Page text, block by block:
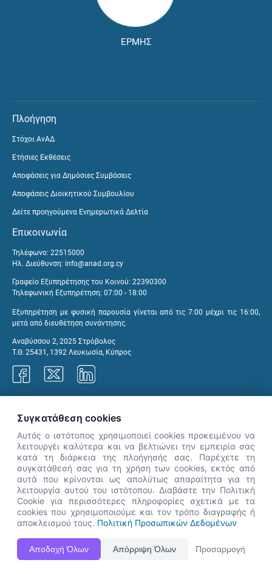
ΕΡΜΗΣ
Πλοήγηση
Στόχοι ΑνΑΔ
Ετήσιες Εκθέσεις
Αποφάσεις για Δημόσιες Συμβάσεις
Αποφάσεις Διοικητικού Συμβουλίου
Δείτε προηγούμενα Ενημερωτικά Δελτία
Επικοινωνία
Τηλέφωνο: 22515000
Ηλ. Διεύθυνση: info@anad.org.cy
Γραφείο Εξυπηρέτησης του Κοινού: 22390300
Τηλεφωνική Εξυπηρέτηση: 07:00 - 18:00
Εξυπηρέτηση με φυσική παρουσία γίνεται από τις 7:00 μέχρι τις 16:00,
μετά από διευθέτηση συνάντησης.
Αναβύσσου 2, 2025 Στρόβολος
Τ.Θ. 25431, 1392 Λευκωσία, Κύπρος
Η Ιστοσελίδα ΑνΑΔ είναι πλήρως συμβατή με τις νεότερες εκδόσεις, Google Chrome, Mozilla Firefox,
Apple Safari καθώς και Internet Explorer.
👋 Καλώς ήρθες! Είμαι η Νόησις.
Πες μου πώς μπορώ να σε βοηθήσω
σήμερα.
Συγκατάθεση cookies
Αυτός ο ιστότοπος χρησιμοποιεί cookies προκειμένου να
λειτουργέι καλύτερα και να βελτιώνει την εμπειρία σας
κατά τη διάρκεια της πλοήγησής σας. Παρέχετε τη
συγκατάθεσή σας για τη χρήση των cookies, εκτός από
αυτά που κρίνονται ως απολύτως απαραίτητα για τη
λειτουργία αυτού του ιστότοπου. Διαβάστε την Πολιτική
Cookie για περισσότερες πληροφορίες σχετικά με τα
cookies που χρησιμοποιούμε και τον τρόπο διαγραφής ή
αποκλεισμού τους. Πολιτική Προσωπικών Δεδομένων
Αποδοχή Όλων Απόρριψη Όλων Προσαρμογή